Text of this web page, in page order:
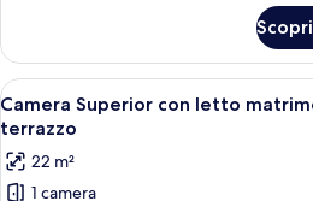
2
letti
singoli
Standard
con
letto
matrimoniale
2
letti
Apri
tutte
le
foto
Una
9
Camera Superior con letto
terrazzo
22 m²
1 camera